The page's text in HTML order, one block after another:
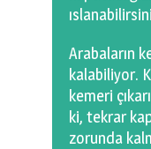
Arabaların
kalabiliyor.
kemeri
ki, tekrar
zorunda